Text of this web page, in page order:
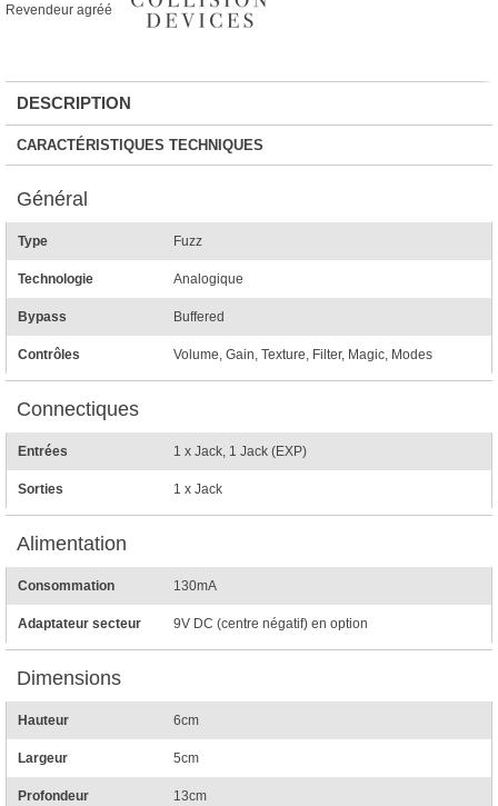
Revendeur agréé
DESCRIPTION
CARACTÉRISTIQUES TECHNIQUES
Général
Type Fuzz
Technologie Analogique
Bypass Buffered
Contrôles Volume, Gain, Texture, Filter, Magic, Modes
Connectiques
Entrées 1 x Jack, 1 Jack (EXP)
Sorties 1 x Jack
Alimentation
Consommation 130mA
Adaptateur secteur 9V DC (centre négatif) en option
Dimensions
Hauteur 6cm
Largeur 5cm
Profondeur 13cm